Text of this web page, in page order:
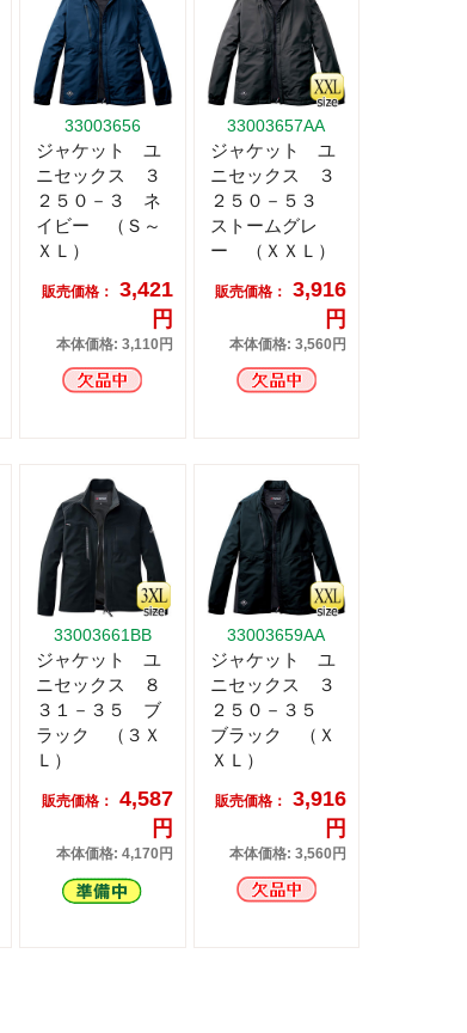
33003656
ジャケット ユ
ニセックス ３
２５０－３ ネ
イビー （Ｓ～
ＸＬ）
販売価格：
3,421
円
本体価格: 3,110円
33003657AA
ジャケット ユ
ニセックス ３
２５０－５３
ストームグレ
ー （ＸＸＬ）
販売価格：
3,916
円
本体価格: 3,560円
33003661BB
ジャケット ユ
ニセックス ８
３１－３５ ブ
ラック （３Ｘ
Ｌ）
販売価格：
4,587
円
本体価格: 4,170円
33003659AA
ジャケット ユ
ニセックス ３
２５０－３５
ブラック （Ｘ
ＸＬ）
販売価格：
3,916
円
本体価格: 3,560円